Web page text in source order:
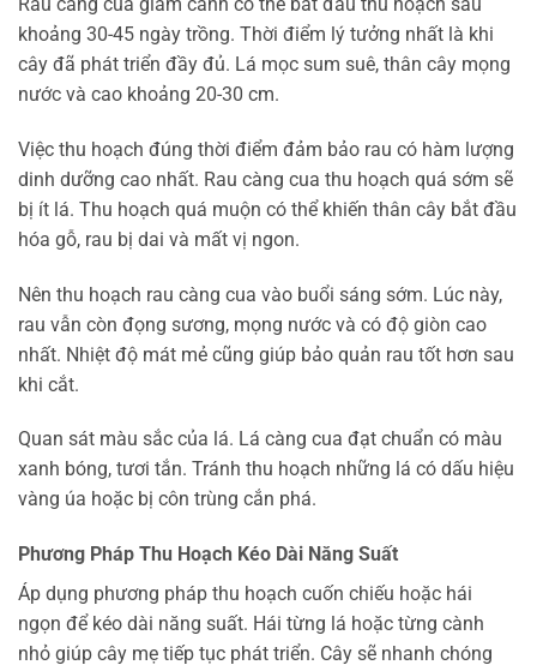
khoảng 30-45 ngày trồng. Thời điểm lý tưởng nhất là khi
cây đã phát triển đầy đủ. Lá mọc sum suê, thân cây mọng
nước và cao khoảng 20-30 cm.
Việc thu hoạch đúng thời điểm đảm bảo rau có hàm lượng
dinh dưỡng cao nhất. Rau càng cua thu hoạch quá sớm sẽ
bị ít lá. Thu hoạch quá muộn có thể khiến thân cây bắt đầu
hóa gỗ, rau bị dai và mất vị ngon.
Nên thu hoạch rau càng cua vào buổi sáng sớm. Lúc này,
rau vẫn còn đọng sương, mọng nước và có độ giòn cao
nhất. Nhiệt độ mát mẻ cũng giúp bảo quản rau tốt hơn sau
khi cắt.
Quan sát màu sắc của lá. Lá càng cua đạt chuẩn có màu
xanh bóng, tươi tắn. Tránh thu hoạch những lá có dấu hiệu
vàng úa hoặc bị côn trùng cắn phá.
Phương Pháp Thu Hoạch Kéo Dài Năng Suất
Áp dụng phương pháp thu hoạch cuốn chiếu hoặc hái
ngọn để kéo dài năng suất. Hái từng lá hoặc từng cành
nhỏ giúp cây mẹ tiếp tục phát triển. Cây sẽ nhanh chóng